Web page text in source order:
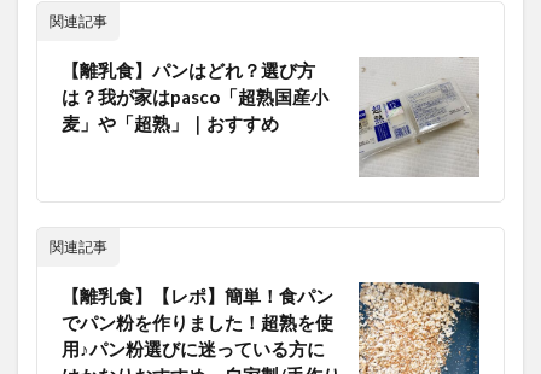
関連記事
【離乳食】パンはどれ？選び方
は？我が家はpasco「超熟国産小
麦」や「超熟」｜おすすめ
関連記事
【離乳食】【レポ】簡単！食パン
でパン粉を作りました！超熟を使
用♪パン粉選びに迷っている方に